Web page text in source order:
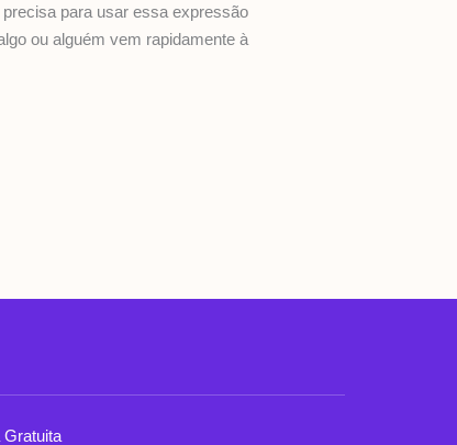
para usar essa expressão
ou alguém vem rapidamente à
Gratuita